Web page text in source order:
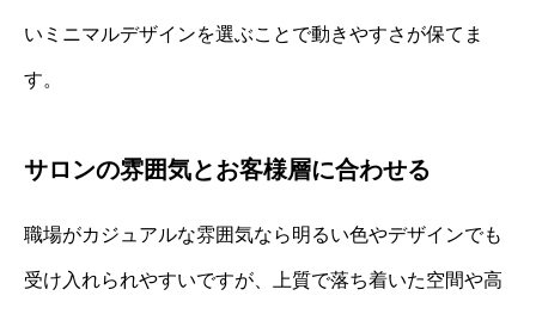
いミニマルデザインを選ぶことで動きやすさが保てま
す。
サロンの雰囲気とお客様層に合わせる
職場がカジュアルな雰囲気なら明るい色やデザインでも
受け入れられやすいですが、上質で落ち着いた空間や高